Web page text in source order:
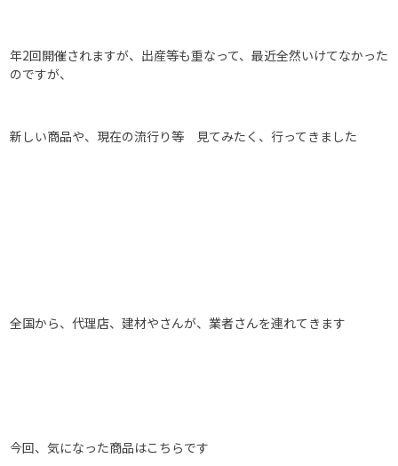
年2回開催されますが、出産等も重なって、最近全然いけてなかった
のですが、
新しい商品や、現在の流行り等 見てみたく、行ってきました
全国から、代理店、建材やさんが、業者さんを連れてきます
今回、気になった商品はこちらです